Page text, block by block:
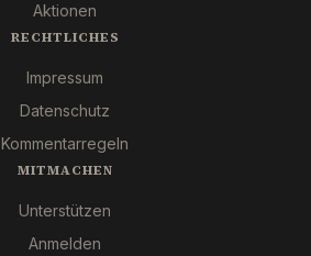
Aktionen
RECHTLICHES
Impressum
Datenschutz
Kommentarregeln
MITMACHEN
Unterstützen
Anmelden